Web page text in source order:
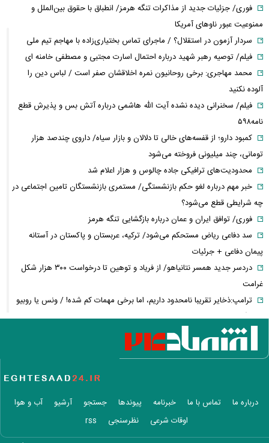
فوری/ جزئیات جدید از مذاکرات تنگه هرمز/ انطباق با حقوق بین‌الملل و
ممنوعیت عبور ناوهای آمریکا
سردار آزمون در استقلال؟ / ماجرای تماس بختیاری‌زاده با مهاجم تیم ملی
فیلم/ توصیه رهبر شهید درباره احتمال اسارت مجتبی و مصطفی خامنه ای
محمد مهاجری: برخی روحانیون نمره اخلاقشان صفر است / لباس دین را
آلوده نکنید
فیلم/ سخنرانی دیده نشده آیت الله هاشمی درباره آتش بس و پذیرش قطع
نامه۵۹۸
کمبود دارو؛ از قفسه‌های خالی تا دلالان و بازار سیاه/ داروی چندصد هزار
تومانی، چند میلیونی فروخته می‌شود
محدودیت‌های ترافیکی جاده چالوس و هزار اعلام شد
خبر مهم درباره لغو حکم بازنشستگی/ مستمری بازنشستگان تامین اجتماعی در
چه شرایطی قطع می‌شود؟
فوری/ توافق ایران و عمان درباره بازگشایی تنگه هرمز
سد دفاعی ریاض مستحکم می‌شود/ ترکیه، عربستان و پاکستان در آستانه
پیمان دفاعی + جرئیات
دردسر جدید همسر نتانیاهو/ از فریاد و توهین تا درخواست ۳۰۰ هزار شکل
غرامت
ترامپ:ذخایر تقریبا نامحدود داریم، اما برخی مهمات کم شده! / ونس یا روبیو
کدام گزینه محبوب ترامپ است؟
حزب قوات اللبنانیه؛ از همکاری با اسرائیل تا مخالفت با ایران / پرونده پیچیده
یک حزب مسیحی در بیروت
عجیب‌ترین داده‌های تورمی تاریخ ایران برای دهک دوم ثبت شد/ افزایش
شکاف تورمی میان دهک‌ها به ۹.۶
درباره ما تماس با ما خبرنامه پیوندها جستجو آرشیو
آب و هوا
اوقات شرعی
نظرسنجی rss